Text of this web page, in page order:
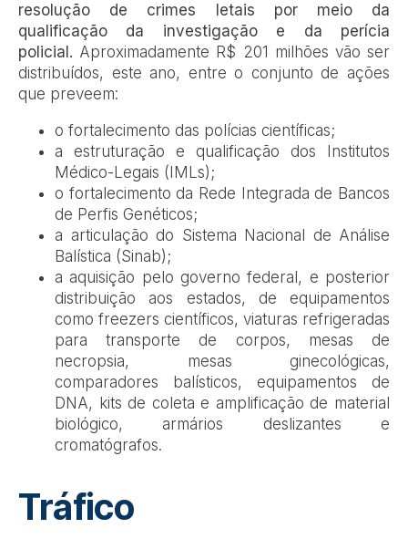
resolução de crimes letais por meio da
qualificação da investigação e da perícia
policial. Aproximadamente R$ 201 milhões vão ser
distribuídos, este ano, entre o conjunto de ações
que preveem:
o fortalecimento das polícias científicas;
a estruturação e qualificação dos Institutos
Médico-Legais (IMLs);
o fortalecimento da Rede Integrada de Bancos
de Perfis Genéticos;
a articulação do Sistema Nacional de Análise
Balística (Sinab);
a aquisição pelo governo federal, e posterior
distribuição aos estados, de equipamentos
como freezers científicos, viaturas refrigeradas
para transporte de corpos, mesas de
necropsia, mesas ginecológicas,
comparadores balísticos, equipamentos de
DNA, kits de coleta e amplificação de material
biológico, armários deslizantes e
cromatógrafos.
Tráfico